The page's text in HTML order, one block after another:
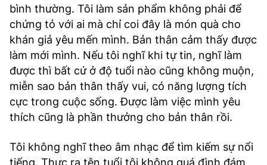
bình thường. Tôi làm sản phẩm không phải để
chứng tỏ với ai mà chỉ coi đây là món quà cho
khán giả yêu mến mình. Bản thân cảm thấy được
làm mới mình. Nếu tôi nghĩ khi tự tin, nghĩ làm
được thì bất cứ ở độ tuổi nào cũng không muộn,
miễn sao bản thân thấy vui, có năng lượng tích
cực trong cuộc sống. Được làm việc mình yêu
thích cũng là phần thưởng cho bản thân rồi.
Tôi không nghĩ theo âm nhạc để tìm kiếm sự nổi
tiếng. Thực ra tên tuổi tôi không quá đình đám